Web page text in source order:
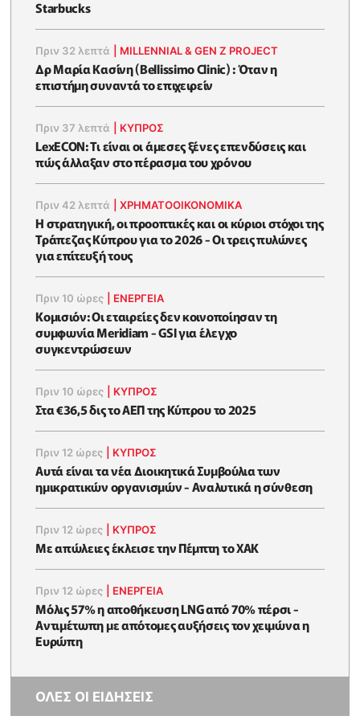
Starbucks
Πριν 32 λεπτά MILLENNIAL & GEN Z PROJECT
Δρ Μαρία Κασίνη (Bellissimo Clinic) : Όταν η
επιστήμη συναντά το επιχειρείν
Πριν 37 λεπτά ΚΥΠΡΟΣ
LexECON: Τι είναι οι άμεσες ξένες επενδύσεις και
πώς άλλαξαν στο πέρασμα του χρόνου
Πριν 42 λεπτά |ΧΡΗΜΑΤΟΟΙΚΟΝΟΜΙΚΆ
Η στρατηγική, οι προοπτικές και οι κύριοι στόχοι της
Τράπεζας Κύπρου για το 2026 - Οι τρεις πυλώνες
για επίτευξή τους
Πριν 10 ώρες ΕΝΈΡΓΕΙΑ
Κομισιόν: Οι εταιρείες δεν κοινοποίησαν τη
συμφωνία Meridiam - GSI για έλεγχο
συγκεντρώσεων
Πριν 10 ώρες ΚΥΠΡΟΣ
Στα €36,5 δις το ΑΕΠ της Κύπρου το 2025
Πριν 12 ώρες ΚΥΠΡΟΣ
Αυτά είναι τα νέα Διοικητικά Συμβούλια των
ημικρατικών οργανισμών - Αναλυτικά η σύνθεση
Πριν 12 ώρες ΚΥΠΡΟΣ
Με απώλειες έκλεισε την Πέμπτη το ΧΑΚ
Πριν 12 ώρες ΕΝΈΡΓΕΙΑ
Μόλις 57% η αποθήκευση LNG από 70% πέρσι -
Αντιμέτωπη με απότομες αυξήσεις τον χειμώνα η
Ευρώπη
ΟΛΕΣ ΟΙ ΕΙΔΗΣΕΙΣ